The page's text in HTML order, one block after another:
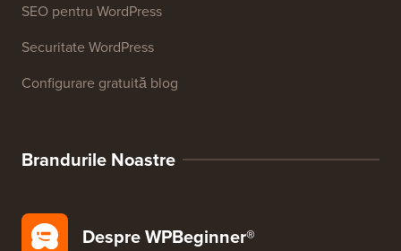
SEO pentru WordPress
Securitate WordPress
Configurare gratuită blog
Brandurile Noastre
Despre WPBeginner®